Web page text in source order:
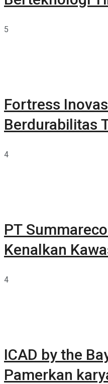
5
Fortress
Berdurabilitas
4
PT
Kenalkan
4
ICAD by the
Pamerkan